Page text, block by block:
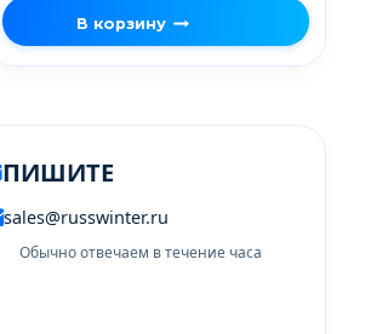
В корзину
ПИШИТЕ
sales@russwinter.ru
Обычно отвечаем в течение часа